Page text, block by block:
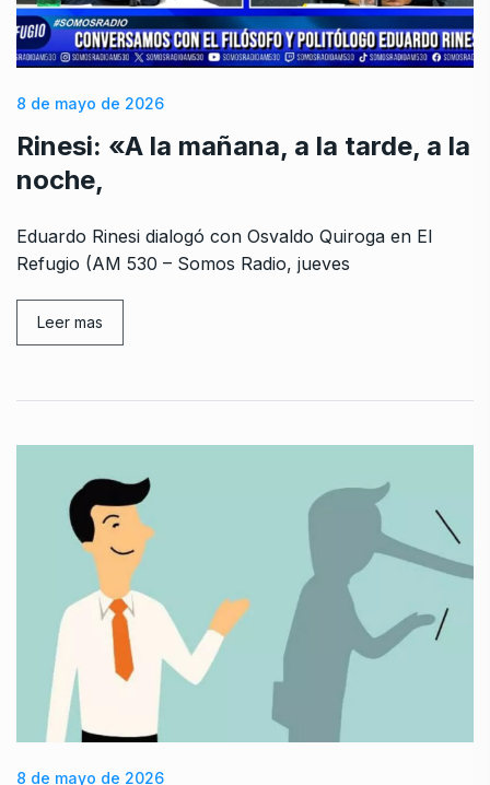
8 de mayo de 2026
Rinesi: «A la mañana, a la tarde, a la
noche,
Eduardo Rinesi dialogó con Osvaldo Quiroga en El
Refugio (AM 530 – Somos Radio, jueves
Leer mas
8 de mayo de 2026